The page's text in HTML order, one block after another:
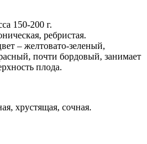
150-200 г.
ребристая.
– желтовато-зеленый,
почти бордовый, занимает
плода.
хрустящая, сочная.